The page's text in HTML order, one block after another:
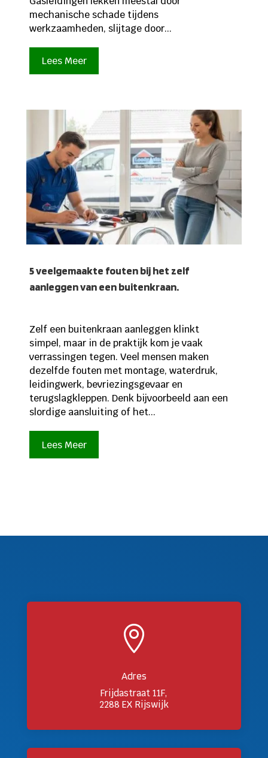
mechanische schade tijdens
werkzaamheden, slijtage door...
Lees Meer
5 veelgemaakte fouten bij het zelf
aanleggen van een buitenkraan.
Zelf een buitenkraan aanleggen klinkt
simpel, maar in de praktijk kom je vaak
verrassingen tegen. Veel mensen maken
dezelfde fouten met montage, waterdruk,
leidingwerk, bevriezingsgevaar en
terugslagkleppen. Denk bijvoorbeeld aan een
slordige aansluiting of het...
Lees Meer

Adres
Frijdastraat 11F,
2288 EX Rijswijk